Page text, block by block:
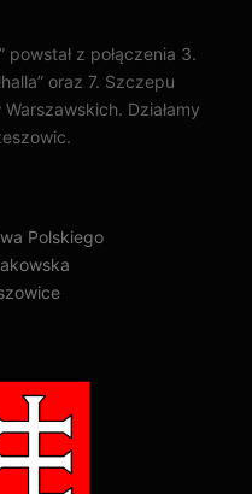
powstał z połączenia 3.
oraz 7. Szczepu
Działamy
Polskiego